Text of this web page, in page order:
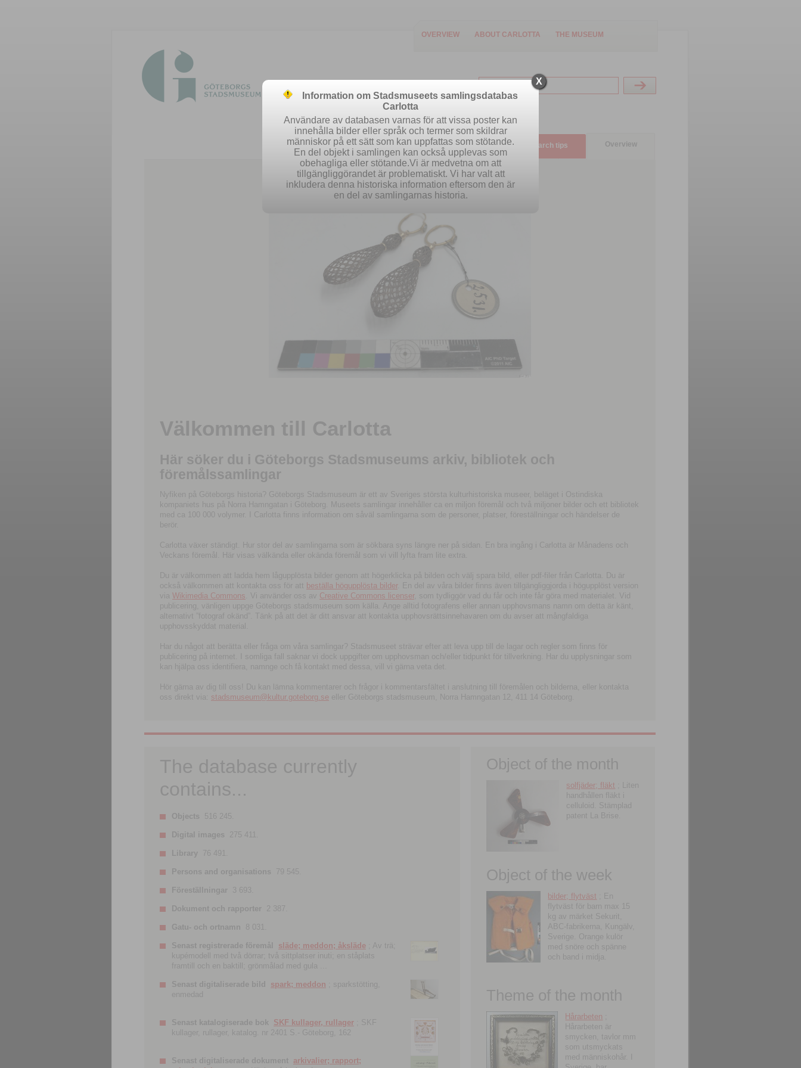
OVERVIEW ABOUT CARLOTTA THE MUSEUM
Easy search Advanced search Search tips Overview
Välkommen till Carlotta
Här söker du i Göteborgs Stadsmuseums arkiv, bibliotek och
föremålssamlingar
Nyfiken på Göteborgs historia? Göteborgs Stadsmuseum är ett av Sveriges största kulturhistoriska museer, beläget i Ostindiska
kompaniets hus på Norra Hamngatan i Göteborg. Museets samlingar innehåller ca en miljon föremål och två miljoner bilder och ett bibliotek
med ca 100 000 volymer. I Carlotta finns information om såväl samlingarna som de personer, platser, föreställningar och händelser de
berör.
Carlotta växer ständigt. Hur stor del av samlingarna som är sökbara syns längre ner på sidan. En bra ingång i Carlotta är Månadens och
Veckans föremål. Här visas välkända eller okända föremål som vi vill lyfta fram lite extra.
Du är välkommen att ladda hem lågupplösta bilder genom att högerklicka på bilden och välj spara bild, eller pdf-filer från Carlotta. Du är
också välkommen att kontakta oss för att beställa högupplösta bilder. En del av våra bilder finns även tillgängliggjorda i högupplöst version
via Wikimedia Commons . Vi använder oss av Creative Commons licenser, som tydliggör vad du får och inte får göra med materialet. Vid
publicering, vänligen uppge Göteborgs stadsmuseum som källa. Ange alltid fotografens eller annan upphovsmans namn om detta är känt,
alternativt ”fotograf okänd”. Tänk på att det är ditt ansvar att kontakta upphovsrättsinnehavaren om du avser att mångfaldiga
upphovsskyddat material.
Har du något att berätta eller fråga om våra samlingar? Stadsmuseet strävar efter att leva upp till de lagar och regler som finns för
publicering på internet. I somliga fall saknar vi dock uppgifter om upphovsman och/eller tidpunkt för tillverkning. Har du upplysningar som
kan hjälpa oss identifiera, namnge och få kontakt med dessa, vill vi gärna veta det.
Hör gärna av dig till oss! Du kan lämna kommentarer och frågor i kommentarsfältet i anslutning till föremålen och bilderna, eller kontakta
oss direkt via: stadsmuseum@kultur.goteborg.se eller Göteborgs stadsmuseum, Norra Hamngatan 12, 411 14 Göteborg.
The database currently
contains...
Objects 516 245.
Digital images 275 411.
Library 76 491.
Persons and organisations 79 545.
Föreställningar 3 693.
Dokument och rapporter 2 387.
Gatu- och ortnamn 8 031.
Senast registrerade föremål släde; meddon; åksläde ; Av trä;
kupémodell med två dörrar; två sittplatser inuti; en ståplats
framtill och en baktill; grönmålad med gula ...
Senast digitaliserade bild spark; meddon ; sparkstötting,
enmedad
Senast katalogiserade bok SKF kullager, rullager ; SKF
kullager, rullager, katalog. nr 2401 S.- Göteborg, 162
Senast digitaliserade dokument arkivalier; rapport;
Object of the month
solfjäder; fläkt ; Liten
handhållen fläkt i
celluloid. Stämplad
patent La Brise.
Object of the week
bilder; flytväst ; En
flytväst för barn max 15
kg av märket Sekurit,
ABC-fabrikerna, Kungälv,
Sverige. Orange kulör
med snöre och spänne
och band i midja.
Theme of the month
Hårarbeten
Hårarbeten är
smycken, tavlor mm
som utsmyckats
med människohår. I
X
Information om Stadsmuseets samlingsdatabas
Carlotta
Användare av databasen varnas för att vissa poster kan
innehålla bilder eller språk och termer som skildrar
människor på ett sätt som kan uppfattas som stötande.
En del objekt i samlingen kan också upplevas som
obehagliga eller stötande.Vi är medvetna om att
tillgängliggörandet är problematiskt. Vi har valt att
inkludera denna historiska information eftersom den är
en del av samlingarnas historia.